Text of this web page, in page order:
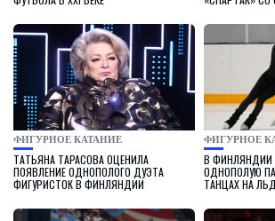
ФИГУРНОЕ КАТАНИЕ
ТАТЬЯНА ТАРАСОВА ОЦЕНИЛА
ПОЯВЛЕНИЕ ОДНОПОЛОГО ДУЭТА
ФИГУРИСТОК В ФИНЛЯНДИИ
ФИГУРНОЕ
В ФИНЛЯНДИИ
ОДНОПОЛУЮ
ТАНЦАХ НА